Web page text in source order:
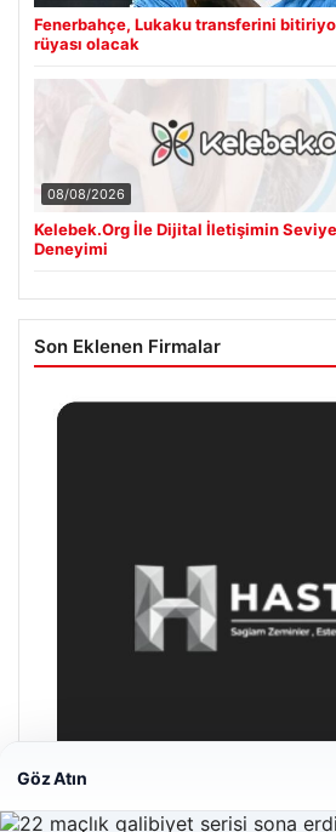
Fenerbahçe, Lukaku transferini
rüyası olacak
08/08/2026
Kelebek.Org İle Dijital İletişimin
Deneyimi
Son Eklenen Firmalar
Göz Atın